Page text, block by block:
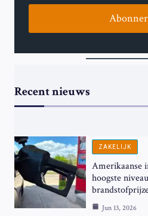
Recent nieuws
ZAKELIJK
Amerikaanse
hoogste
Jun 13, 2026